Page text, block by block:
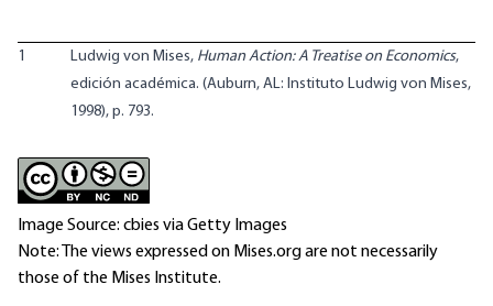
1 Ludwig von Mises, Human Action: A Treatise on Economics,
edición académica. (Auburn, AL: Instituto Ludwig von Mises,
1998), p. 793.
Image Source: cbies via Getty Images
Note: The views expressed on Mises.org are not necessarily
those of the Mises Institute.